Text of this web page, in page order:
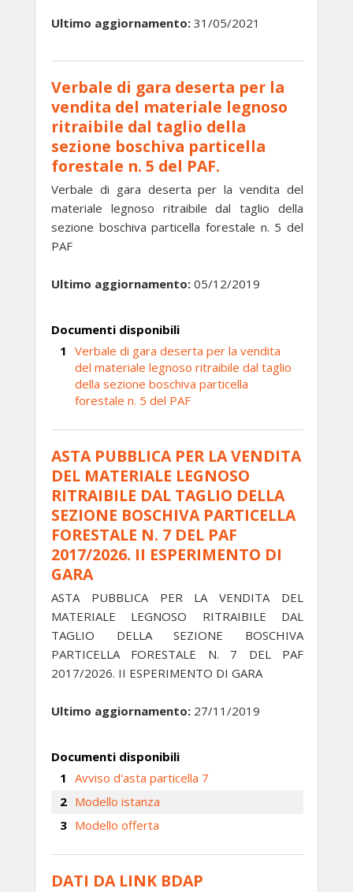
Ultimo aggiornamento: 31/05/2021
Verbale di gara deserta per la
vendita del materiale legnoso
ritraibile dal taglio della
sezione boschiva particella
forestale n. 5 del PAF.
Verbale di gara deserta per la vendita del
materiale legnoso ritraibile dal taglio della
sezione boschiva particella forestale n. 5 del
PAF
Ultimo aggiornamento: 05/12/2019
Documenti disponibili
Verbale di gara deserta per la vendita
del materiale legnoso ritraibile dal taglio
della sezione boschiva particella
forestale n. 5 del PAF
ASTA PUBBLICA PER LA VENDITA
DEL MATERIALE LEGNOSO
RITRAIBILE DAL TAGLIO DELLA
SEZIONE BOSCHIVA PARTICELLA
FORESTALE N. 7 DEL PAF
2017/2026. II ESPERIMENTO DI
GARA
ASTA PUBBLICA PER LA VENDITA DEL
MATERIALE LEGNOSO RITRAIBILE DAL
TAGLIO DELLA SEZIONE BOSCHIVA
PARTICELLA FORESTALE N. 7 DEL PAF
2017/2026. II ESPERIMENTO DI GARA
Ultimo aggiornamento: 27/11/2019
Documenti disponibili
Avviso d'asta particella 7
Modello istanza
Modello offerta
DATI DA LINK BDAP